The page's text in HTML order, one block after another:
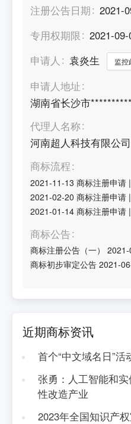
注册公告日期
2021-
专用权期限
2021-
申请人
袁炎生 监控
申请人地址
湖南省长沙市
代理人名称
河南超人科技有限公司
商标流程
2021-11-13 商标注册申请
2021-02-20 商标注册申请
2021-01-14 商标注册申请
商标公告
商标注册公告（一）
商标初步审定公告 2021-
近期商标资讯
首个“中文域名日”活
张勇：人工智能和
性改造产业
2023年全国知识产